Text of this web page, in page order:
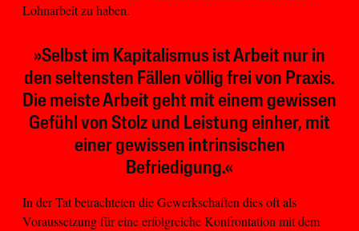
Lohnarbeit zu haben.
»Selbst im Kapitalismus ist Arbeit nur in
den seltensten Fällen völlig frei von Praxis.
Die meiste Arbeit geht mit einem gewissen
Gefühl von Stolz und Leistung einher, mit
einer gewissen intrinsischen
Befriedigung.«
In der Tat betrachteten die Gewerkschaften dies oft als
Voraussetzung für eine erfolgreiche Konfrontation mit dem